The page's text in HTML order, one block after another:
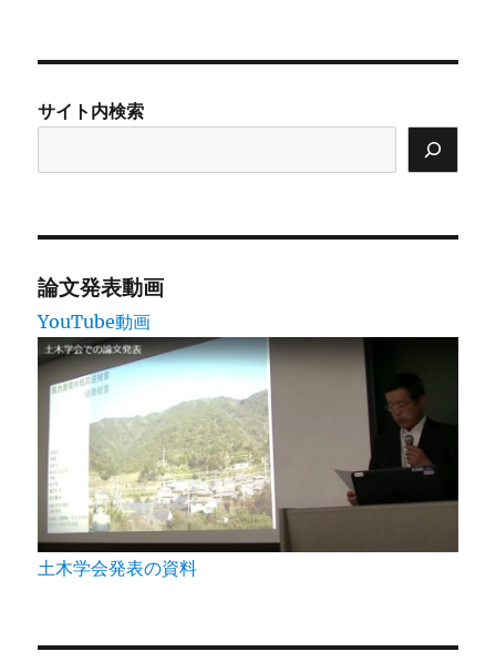
の
ペ
ー
ジ
送
り
サイト内検索
論文発表動画
YouTube動画
土木学会発表の資料